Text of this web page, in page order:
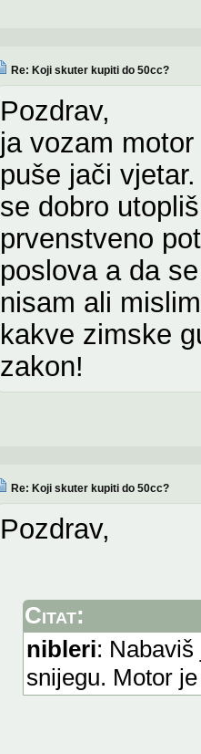
Re: Koji skuter kupiti do 50cc?
Pozdrav,
ja vozam
puše jači
se dobro
prvenstveno
poslova a da
nisam ali
kakve zimske
zakon!
Re: Koji skuter kupiti do 50cc?
Pozdrav,
Citat:
nibleri:
snijegu. Motor